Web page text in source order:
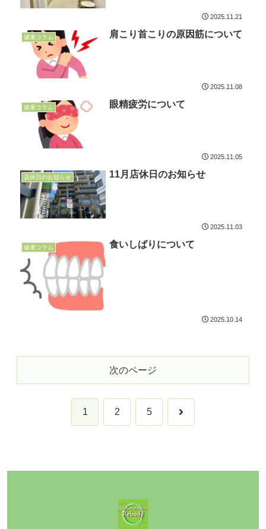
2025.11.21
健康コラム 肩こり首こりの原因筋について
2025.11.08
健康コラム 眼精疲労について
2025.11.05
店休日のお知らせ 11月店休日のお知らせ
2025.11.03
健康コラム 食いしばりについて
2025.10.14
次のページ
1 2 5 次